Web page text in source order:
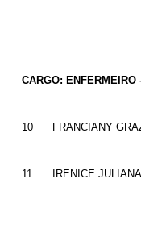
CARGO: ENFERMEIRO
10 FRANCIANY
11 IRENICE